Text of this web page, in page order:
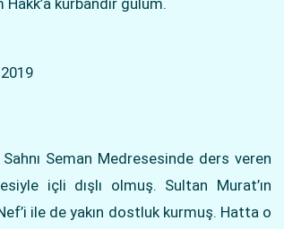
Seman Medresesinde ders veren
içli dışlı olmuş. Sultan Murat’ın
ile de yakın dostluk kurmuş. Hatta o